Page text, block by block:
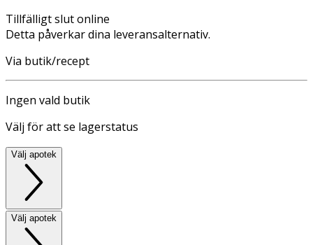
Tillfälligt slut online
Detta påverkar dina leveransalternativ.
Via butik/recept
Ingen vald butik
Välj för att se lagerstatus
Välj apotek
Välj apotek